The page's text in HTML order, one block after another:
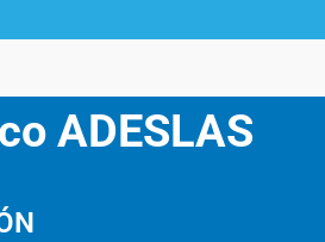
ADESLAS